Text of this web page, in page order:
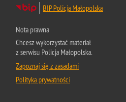
BIP Policja Małopolska
Nota prawna
Chcesz wykorzystać materiał
z serwisu Policja Małopolska.
Zapoznaj się z zasadami
Polityka prywatności